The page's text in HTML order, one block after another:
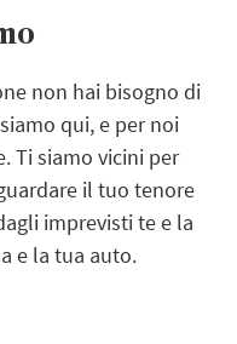
non hai bisogno di
qui, e per noi
Ti siamo vicini per
il tuo tenore
imprevisti te e la
e la tua auto.